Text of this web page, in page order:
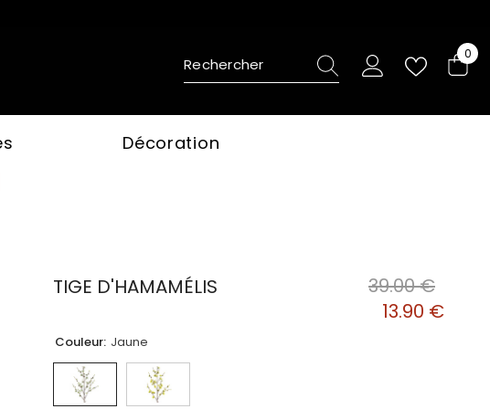
0
0
item
Décoration
TIGE D'HAMAMÉLIS
39.00 €
13.90 €
Couleur: Jaune